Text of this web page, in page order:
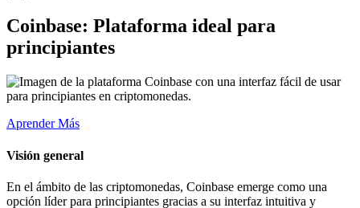
Coinbase: Plataforma ideal para
principiantes
Aprender Más
Visión general
En el ámbito de las criptomonedas, Coinbase emerge como una
opción líder para principiantes gracias a su interfaz intuitiva y